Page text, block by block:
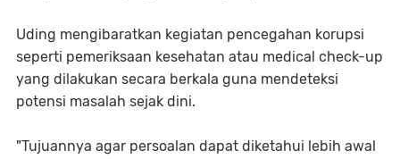
Uding mengibaratkan kegiatan pencegahan korupsi
seperti pemeriksaan kesehatan atau medical check-up
yang dilakukan secara berkala guna mendeteksi
potensi masalah sejak dini.
"Tujuannya agar persoalan dapat diketahui lebih awal